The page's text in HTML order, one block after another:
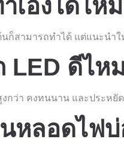
เองได้ไห
ก็สามารถทำได้ แต่แนะนำ
LED ดีไห
กว่า คงทนนาน และประหยั
หลอดไฟ